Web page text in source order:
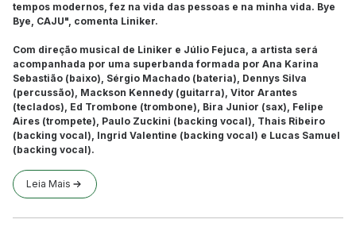
tempos modernos, fez na vida das pessoas e na minha vida. Bye
Bye, CAJU", comenta Liniker.
Com direção musical de Liniker e Júlio Fejuca, a artista será
acompanhada por uma superbanda formada por Ana Karina
Sebastião (baixo), Sérgio Machado (bateria), Dennys Silva
(percussão), Mackson Kennedy (guitarra), Vitor Arantes
(teclados), Ed Trombone (trombone), Bira Junior (sax), Felipe
Aires (trompete), Paulo Zuckini (backing vocal), Thais Ribeiro
(backing vocal), Ingrid Valentine (backing vocal) e Lucas Samuel
(backing vocal).
Leia Mais